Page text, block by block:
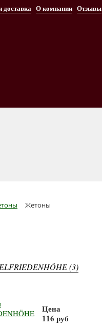
доставка О компании Отзывы
Жетоны
(3)
Цена
116 руб